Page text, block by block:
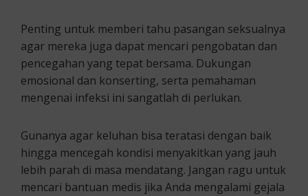
Penting untuk memberi tahu pasangan seksualnya
agar mereka juga dapat mencari pengobatan dan
pencegahan yang tepat bersama. Dukungan
emosional dan konserting, serta pemahaman
mengenai infeksi ini sangatlah di perlukan.
Gunanya agar keluhan bisa teratasi dengan baik
hingga mencegah kondisi menyakitkan yang jauh
lebih parah di masa mendatang. Jangan ragu untuk
mencari bantuan medis jika Anda mengalami gejala